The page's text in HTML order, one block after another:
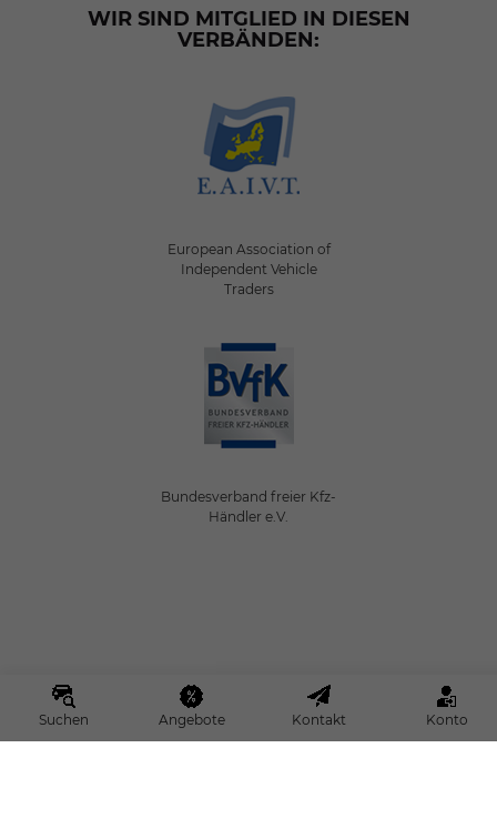
Suchen Angebote Kontakt Konto
WIR SIND MITGLIED IN DIESEN
VERBÄNDEN:
European Association of
Independent Vehicle
Traders
Bundesverband freier Kfz-
Händler e.V.